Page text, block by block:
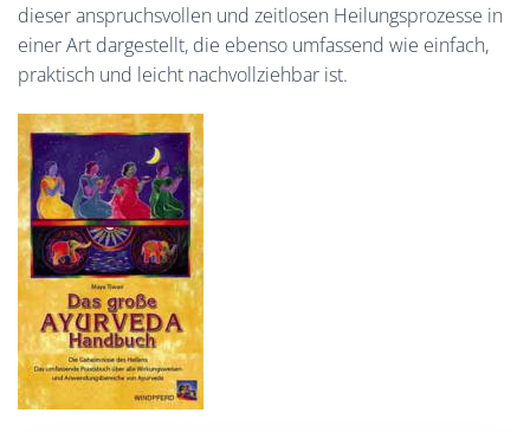
dieser anspruchsvollen und zeitlosen Heilungsprozesse in
einer Art dargestellt, die ebenso umfassend wie einfach,
praktisch und leicht nachvollziehbar ist.